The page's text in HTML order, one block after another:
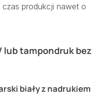
produkcji nawet o
lub tampondruk bez
biały z nadrukiem